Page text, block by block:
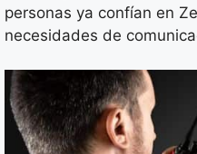
personas ya confían en
necesidades de